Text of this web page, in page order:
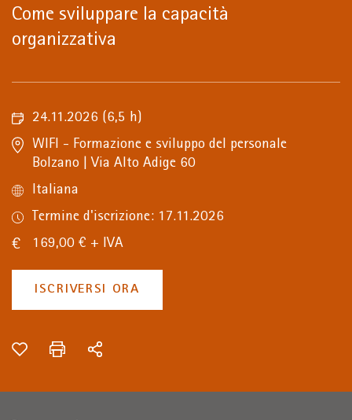
Come sviluppare la capacità
organizzativa
24.11.2026 (6,5 h)
WIFI - Formazione e sviluppo del personale
Bolzano | Via Alto Adige 60
Italiana
Termine d'iscrizione: 17.11.2026
169,00 € + IVA
ISCRIVERSI ORA